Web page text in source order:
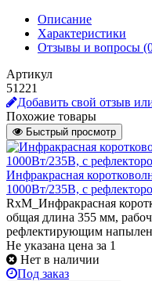
Описание
Характеристики
Отзывы и вопросы
Артикул
51221
Добавить свой отзыв
Похожие товары
Быстрый просмотр
Инфракрасная
1000Вт/235В, с
RxM_Инфракрасная
общая длина 355 мм,
рефлектирующим
Не указана цена за 1
Нет в наличии
Под заказ